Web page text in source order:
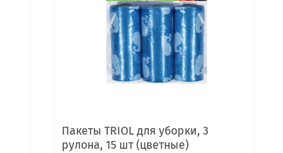
Пакеты TRIOL для уборки, 3
рулона, 15 шт (цветные)